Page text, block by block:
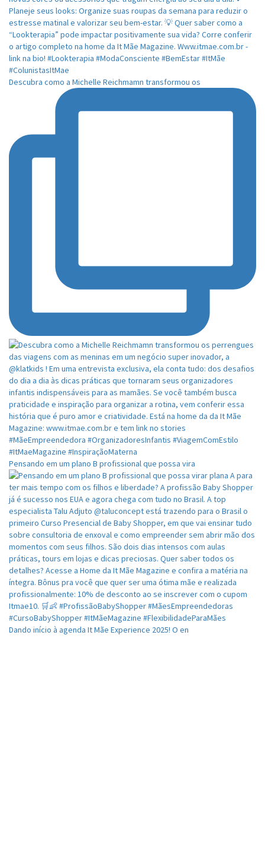
Descubra como a Michelle Reichmamn transformou os
Pensando em um plano B profissional que possa vira
Dando início à agenda It Mãe Experience 2025! O en